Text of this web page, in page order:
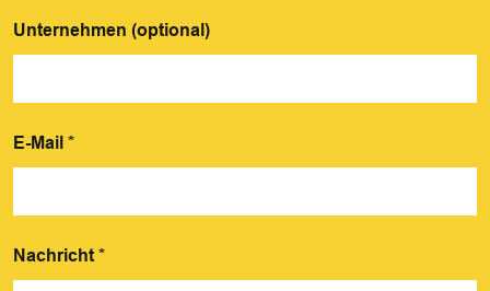
Unternehmen (optional)
E-Mail *
Nachricht *